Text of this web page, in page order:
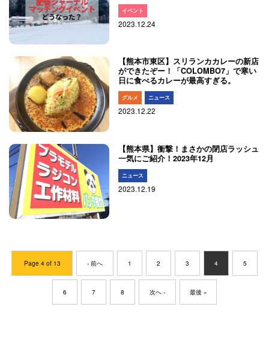
イベント
2023.12.24
【熊本市東区】スリランカカレーの新店
ができたぞー！「COLOMBO7」で寒い
日に食べるカレーが最高すぎる。
グルメ ニュース
2023.12.22
【熊本県】衝撃！まさかの閉店ラッシュ
一気にご紹介！2023年12月
ニュース
2023.12.19
Page 4 of 13 ‹ 前へ 1 2 3 4 5
6 7 8 次へ › 最後 »